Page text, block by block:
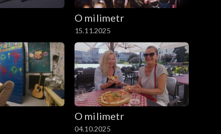
O milimetr
15.11.2025
O milimetr
04.10.2025